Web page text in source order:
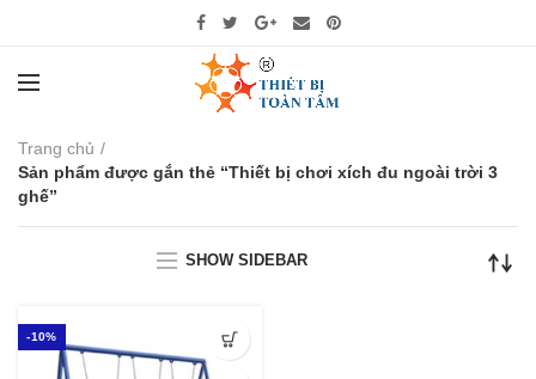
Trang chủ
Sản phẩm được gắn thẻ “Thiết bị chơi xích đu ngoài trời 3
ghế”
SHOW SIDEBAR
-10%